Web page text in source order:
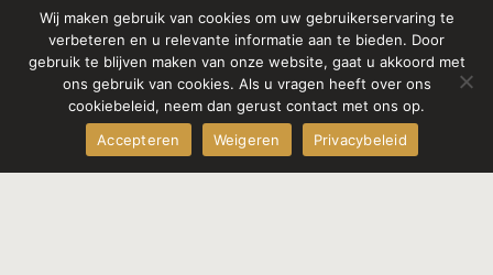
Wij maken gebruik van cookies om uw gebruikerservaring te
verbeteren en u relevante informatie aan te bieden. Door
gebruik te blijven maken van onze website, gaat u akkoord met
ons gebruik van cookies. Als u vragen heeft over ons
cookiebeleid, neem dan gerust contact met ons op.
Accepteren
Weigeren Privacybeleid